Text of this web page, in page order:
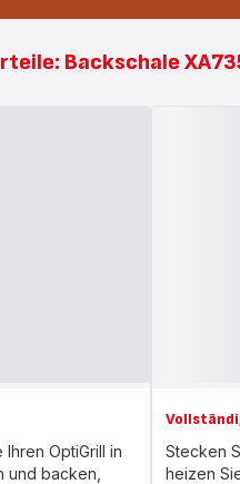
Backschale
OptiGrill in
und backen,
Stecken
heizen